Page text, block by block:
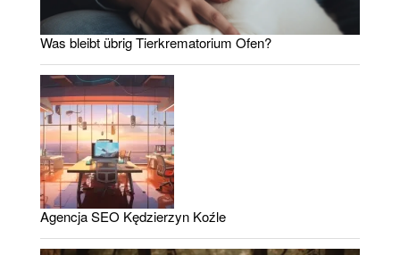
Was bleibt übrig Tierkrematorium Ofen?
Agencja SEO Kędzierzyn Koźle